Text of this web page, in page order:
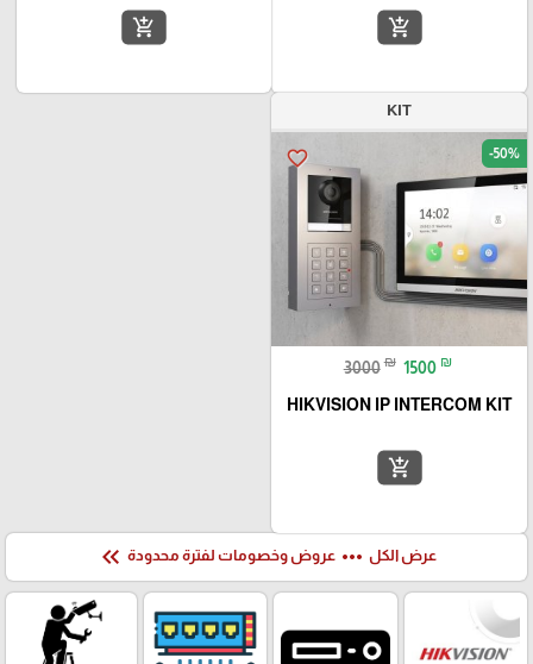
add_shopping_cart
add_shopping_cart
KIT
favorite_border -50%
3000 ₪ 1500 ₪
HIKVISION IP INTERCOM KIT
add_shopping_cart
عرض الكل more_horiz عروض وخصومات لفترة محدودة keyboard_double_arrow_left